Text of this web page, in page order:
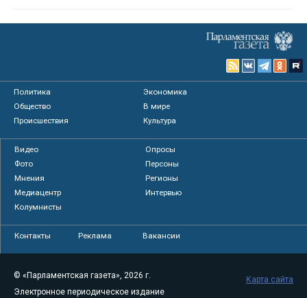
Политика
Экономика
Общество
В мире
Происшествия
Культура
Видео
Опросы
Фото
Персоны
Мнения
Регионы
Медиацентр
Интервью
Колумнисты
Контакты Реклама Вакансии
© «Парламентская газета», 2026 г.
Электронное периодическое издание
Карта сайта